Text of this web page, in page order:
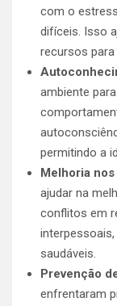
com o
difíceis. Isso
recursos
ambiente
permitindo a
Melhoria
ajudar na
conflitos em
saudáveis.
Prevenção
enfrentaram